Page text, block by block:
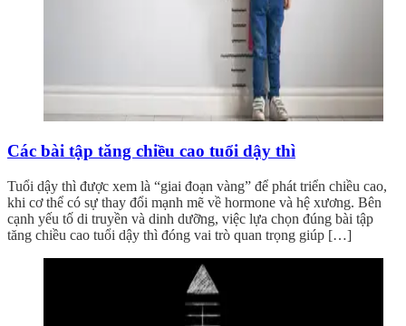
Các bài tập tăng chiều cao tuổi dậy thì
Tuổi dậy thì được xem là “giai đoạn vàng” để phát triển chiều cao,
khi cơ thể có sự thay đổi mạnh mẽ về hormone và hệ xương. Bên
cạnh yếu tố di truyền và dinh dưỡng, việc lựa chọn đúng bài tập
tăng chiều cao tuổi dậy thì đóng vai trò quan trọng giúp […]